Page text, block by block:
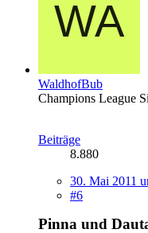
WaldhofBub
Champions League
Beiträge
8.880
30. Mai 2011
#6
Pinna und